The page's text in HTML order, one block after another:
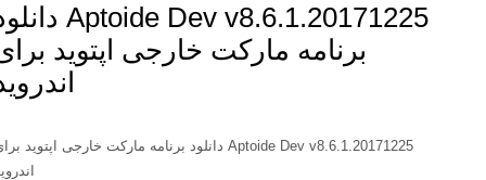
Aptoide Dev v8.6.1.20171225 دانلود
برنامه مارکت خارجی اپتوید برای
اندروید
Aptoide Dev v8.6.1.20171225 دانلود برنامه مارکت خارجی اپتوید برای
اندروید